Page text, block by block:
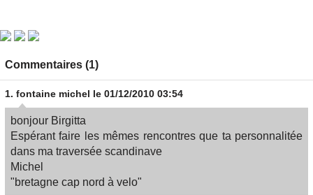
Commentaires (1)
1. fontaine michel le 01/12/2010 03:54
bonjour Birgitta
Espérant faire les mêmes rencontres que ta personnalitée
dans ma traversée scandinave
Michel
"bretagne cap nord à velo"